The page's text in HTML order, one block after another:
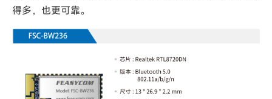
得多，也更可靠。